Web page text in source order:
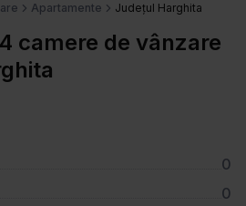
Apartamente Județul Harghita
camere de vânzare
0
0